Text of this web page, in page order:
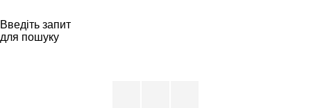
Введіть запит
для пошуку